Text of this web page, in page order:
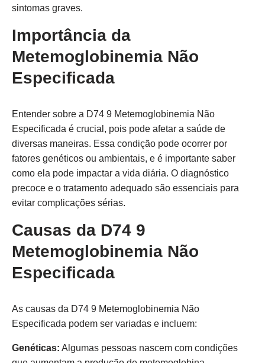
sintomas graves.
Importância da
Metemoglobinemia Não
Especificada
Entender sobre a D74 9 Metemoglobinemia Não
Especificada é crucial, pois pode afetar a saúde de
diversas maneiras. Essa condição pode ocorrer por
fatores genéticos ou ambientais, e é importante saber
como ela pode impactar a vida diária. O diagnóstico
precoce e o tratamento adequado são essenciais para
evitar complicações sérias.
Causas da D74 9
Metemoglobinemia Não
Especificada
As causas da D74 9 Metemoglobinemia Não
Especificada podem ser variadas e incluem:
Genéticas: Algumas pessoas nascem com condições